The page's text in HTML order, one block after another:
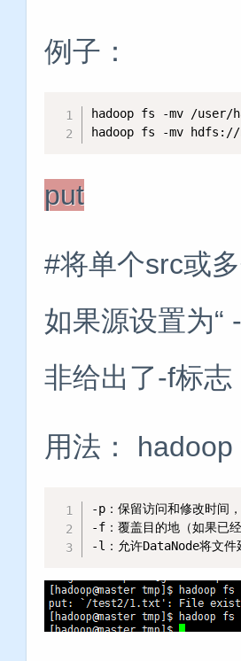
例子：
hadoop fs -mv /
hadoop fs -mv
put
#将单个src或
如果源设置为“
非给出了-f标
用法：
-p：保留访问和修改时间
-f：覆盖目的地（如果已经
-l：允许DataNode将文件